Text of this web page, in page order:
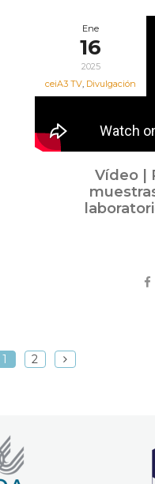
Ene
16
2025
ceiA3 TV, Divulgación
Vídeo |
1 2